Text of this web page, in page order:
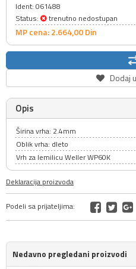
Ident: 061488
Status:
trenutno nedostupan
MP cena: 2.664,00Din
Dodaj u
Opis
Širina vrha: 2.4mm
Oblik vrha: dleto
Vrh za lemilicu Weller WP60K
Deklaracija proizvoda
Podeli sa prijateljima:
Nedavno pregledani proizvodi